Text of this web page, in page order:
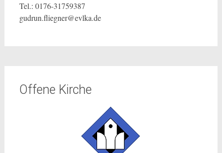
Tel.: 0176-31759387
gudrun.fliegner@evlka.de
Offene Kirche